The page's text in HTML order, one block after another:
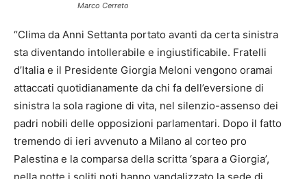
Marco Cerreto
“Clima da Anni Settanta portato avanti da certa sinistra
sta diventando intollerabile e ingiustificabile. Fratelli
d’Italia e il Presidente Giorgia Meloni vengono oramai
attaccati quotidianamente da chi fa dell’eversione di
sinistra la sola ragione di vita, nel silenzio-assenso dei
padri nobili delle opposizioni parlamentari. Dopo il fatto
tremendo di ieri avvenuto a Milano al corteo pro
Palestina e la comparsa della scritta ‘spara a Giorgia’,